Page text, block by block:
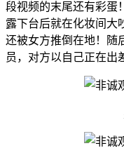
段视频的末尾还有彩蛋
露下台后就在化妆间大
还被女方推倒在地！随
员，对方以自己正在出
男